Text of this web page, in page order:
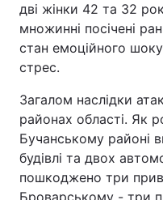
дві жінки 42 та 32
множинні посічені
стан емоційного
стрес.
Загалом наслідки
районах області. Як
Бучанському районі
будівлі та двох
пошкоджено три
Броварському - три